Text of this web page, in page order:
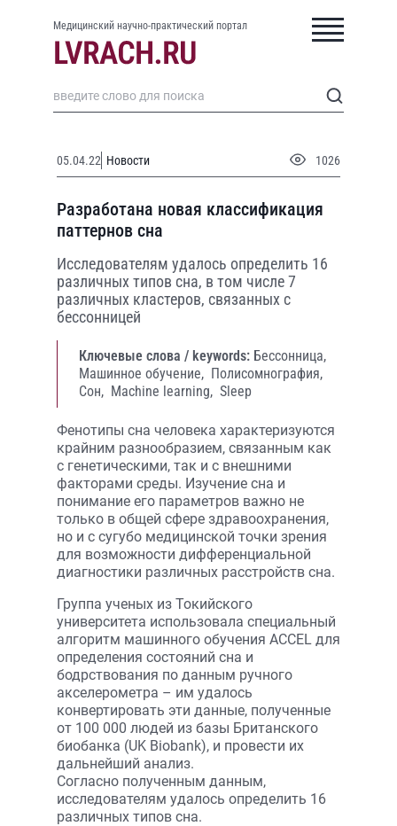
Медицинский научно-практический портал
05.04.22 Новости 1026
Разработана новая классификация
паттернов сна
Исследователям удалось определить 16
различных типов сна, в том числе 7
различных кластеров, связанных с
бессонницей
Ключевые слова / keywords: Бессонница,
Машинное обучение, Полисомнография,
Сон, Machine learning, Sleep
Фенотипы сна человека характеризуются
крайним разнообразием, связанным как
с генетическими, так и с внешними
факторами среды. Изучение сна и
понимание его параметров важно не
только в общей сфере здравоохранения,
но и с сугубо медицинской точки зрения
для возможности дифференциальной
диагностики различных расстройств сна.
Группа ученых из Токийского
университета использовала специальный
алгоритм машинного обучения ACCEL для
определения состояний сна и
бодрствования по данным ручного
акселерометра – им удалось
конвертировать эти данные, полученные
от 100 000 людей из базы Британского
биобанка (UK Biobank), и провести их
дальнейший анализ.
Согласно полученным данным,
исследователям удалось определить 16
различных типов сна.